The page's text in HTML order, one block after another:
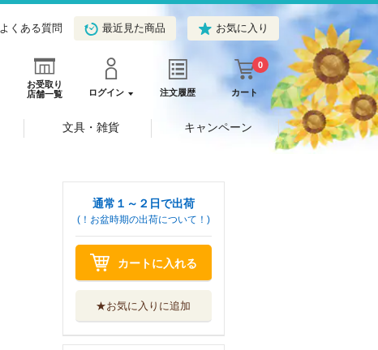
よくある質問 最近見た商品 お気に入り
お受取り
店舗一覧
ログイン 注文履歴 カート
0
文具・雑貨 キャンペーン
通常１～２日で出荷
(！お盆時期の出荷について！)
カートに入れる
★お気に入りに追加
義妹生活 １７
ＫＡＤＯＫＡＷＡ